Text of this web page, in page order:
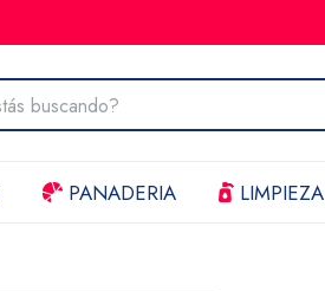
PANADERIA LIMPIEZA